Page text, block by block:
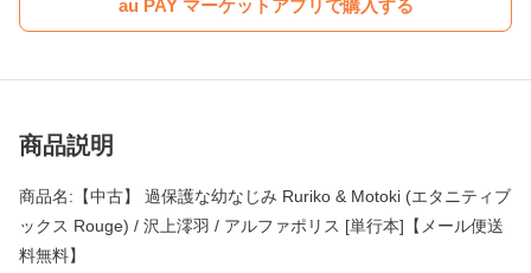
au PAY マーケットアプリで購入する
商品説明
商品名:【中古】 過保護な幼なじみ Ruriko & Motoki (エタニティブ
ックス Rouge) / 沢上澪羽 / アルファポリス [単行本]【メール便送
料無料】